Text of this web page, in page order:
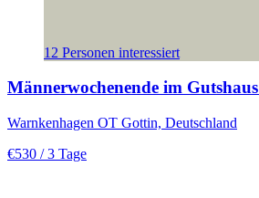
12 Personen interessiert
Männerwochenende im
Warnkenhagen OT Gottin, Deutschland
€530 / 3 Tage